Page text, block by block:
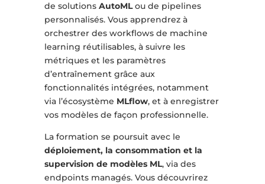
de solutions AutoMLou de pipelines
personnalisés. Vous apprendrez à
orchestrer des workflows de machine
learning réutilisables, à suivre les
métriques et les paramètres
d’entraînement grâce aux
fonctionnalités intégrées, notamment
via l’écosystème MLflow, et à enregistrer
vos modèles de façon professionnelle.
La formation se poursuit avec le
déploiement, la consommation et la
supervision de modèles ML, via des
endpoints managés. Vous découvrirez